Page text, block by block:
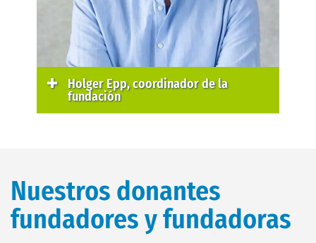
Holger Epp, coordinador de la
fundación
Nuestros donantes
fundadores y fundadoras